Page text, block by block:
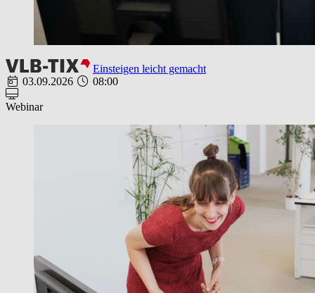
Einsteigen leicht gemacht
03.09.2026
08:00
Webinar